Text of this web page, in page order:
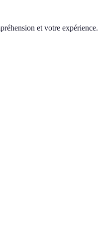
et votre expérience.